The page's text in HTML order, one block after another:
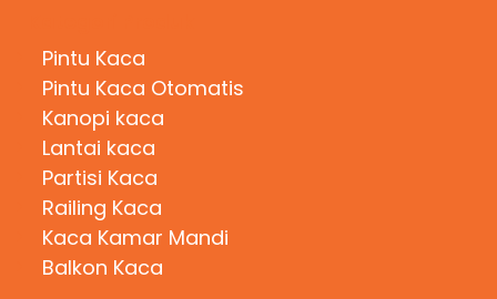
Pintu Kaca
Pintu Kaca Otomatis
Kanopi kaca
Lantai kaca
Partisi Kaca
Railing Kaca
Kaca Kamar Mandi
Balkon Kaca